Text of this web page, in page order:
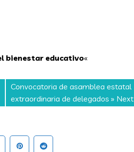
bienestar educativo«
Convocatoria de asamblea estatal
extraordinaria de delegados » Next